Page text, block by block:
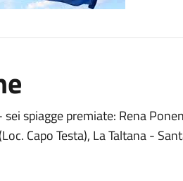
spiagge premiate: Rena
Capo Testa), La Taltana -